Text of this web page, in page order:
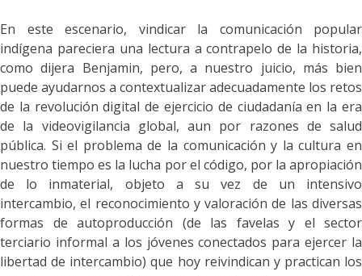
En este escenario, vindicar la comunicación popular
indígena pareciera una lectura a contrapelo de la historia,
como dijera Benjamin, pero, a nuestro juicio, más bien
puede ayudarnos a contextualizar adecuadamente los retos
de la revolución digital de ejercicio de ciudadanía en la era
de la videovigilancia global, aun por razones de salud
pública. Siel problema de la comunicación y la cultura en
nuestro tiempo es la lucha por el código, por la apropiación
de lo inmaterial, objeto a su vez de un intensivo
intercambio, el reconocimiento y valoración de las diversas
formas de autoproducción (de las favelas y el sector
terciario informal a los jóvenes conectados para ejercer la
libertad de intercambio) que hoy reivindican y practican los